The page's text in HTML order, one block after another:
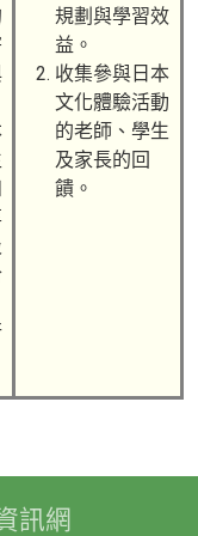
規劃與學習效
益。
收集參與日本
文化體驗活動
的老師、學生
及家長的回
饋。
訊網